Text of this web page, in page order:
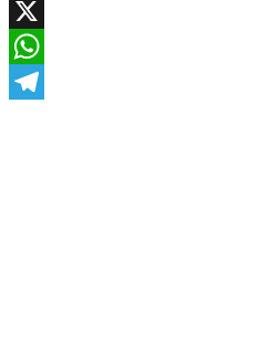
Facebook
X
WhatsApp